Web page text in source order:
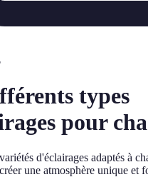
types
pour
d'éclairages adaptés à
une atmosphère unique et